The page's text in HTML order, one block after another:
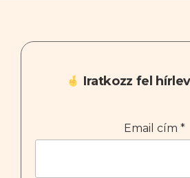
Iratkozz fel
Email cím *